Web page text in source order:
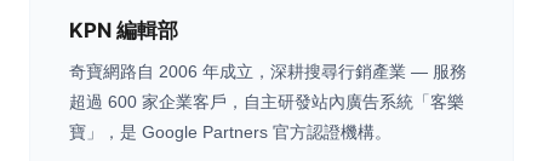
KPN 編輯部
奇寶網路自 2006 年成立，深耕搜尋行銷產業 — 服務
超過 600 家企業客戶，自主研發站內廣告系統「客樂
寶」，是 Google Partners 官方認證機構。